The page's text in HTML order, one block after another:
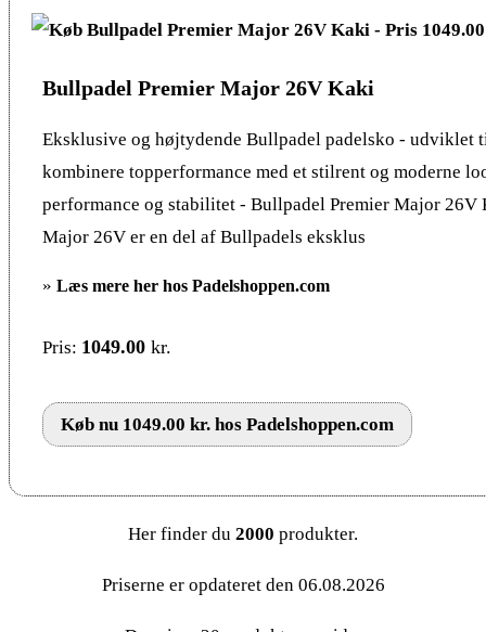
Bullpadel Premier Major 26V Kaki
Eksklusive og højtydende Bullpadel padelsko - udviklet
kombinere topperformance med et stilrent og moderne
performance og stabilitet - Bullpadel Premier Major 26V
Major 26V er en del af Bullpadels eksklus
» Læs mere her hos Padelshoppen.com
Pris: 1049.00 kr.
Køb nu 1049.00 kr. hos Padelshoppen.com
Her finder du 2000 produkter.
Priserne er opdateret den 06.08.2026